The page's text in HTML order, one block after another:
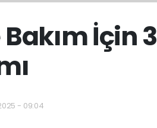
İçin 3
- 09:04